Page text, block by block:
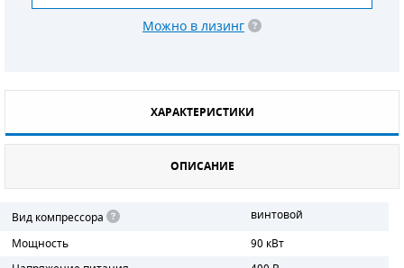
Можно в лизинг
ХАРАКТЕРИСТИКИ
ОПИСАНИЕ
Вид компрессора
винтовой
Мощность
90 кВт
БЕНЗИНОВЫЕ ДВИГАТЕЛИ
ДЕТАЛИ ДВС
ФИЛЬТРЫ ТОПЛИВНЫЕ
РАДИАТОРЫ
ПОДШИПНИКИ